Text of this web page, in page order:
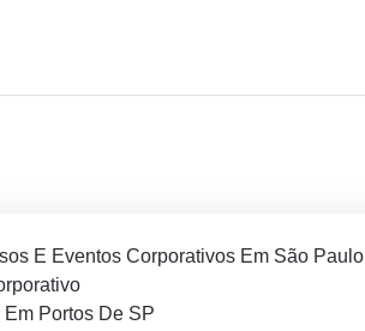
E Eventos Corporativos Em São Paulo
Portos De SP